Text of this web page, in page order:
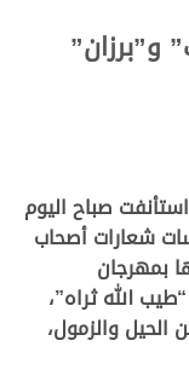
و”برزان”
صباح اليوم
17 ديسمبر 2025، منافسات شعارات أصحاب
بمهرجان
الله ثراه”،
والزمول،